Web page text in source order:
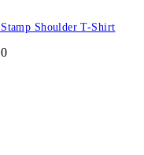
Shoulder T-Shirt